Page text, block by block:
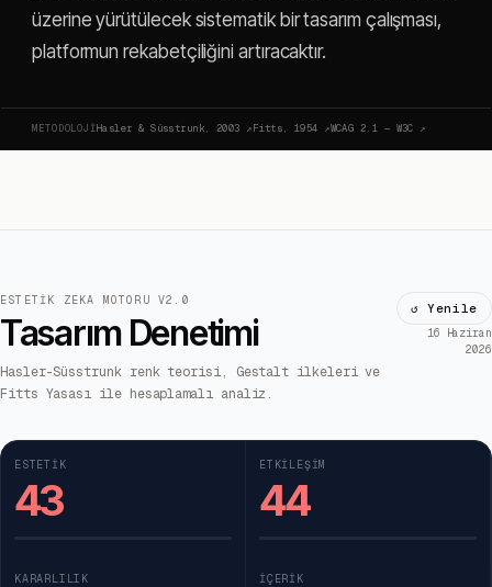
üzerine yürütülecek sistematik bir tasarım çalışması,
platformun rekabetçiliğini artıracaktır.
METODOLOJIHasler & Süsstrunk, 2003 ↗Fitts, 1954 ↗WCAG 2.1 — W3C ↗
ESTETIK ZEKA MOTORU V2.0
Tasarım Denetimi
Hasler-Süsstrunk renk teorisi, Gestalt ilkeleri ve
Fitts Yasası ile hesaplamalı analiz.
↺ Yenile
16 Haziran
2026
ESTETIK
43
ETKILEŞIM
44
KARARLILIK İÇERIK